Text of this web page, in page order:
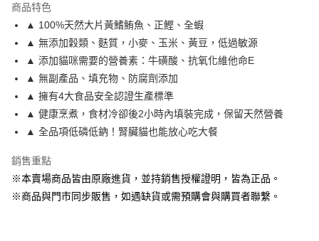
Apple Pay
街口支付
悠遊付
Google Pay
ATM付款
商品特色
▲ 100%天然大片黃鰭鮪魚、正鰹、全蝦
▲ 無添加穀類、麩質，小麥、玉米、黃豆，低過敏源
▲ 添加貓咪需要的營養素：牛磺酸、抗氧化維他命E
▲ 無副產品、填充物、防腐劑添加
▲ 擁有4大食品安全認證生產標準
▲ 健康烹煮，食材冷卻後2小時內填裝完成，保留天然營養
▲ 全品項低磷低鈉！腎臟貓也能放心吃大餐
銷售重點
※本賣場商品皆由原廠進貨，並持銷售授權證明，皆為正品。
※商品與門市同步販售，如遇缺貨或需預購會與購買者聯繫。